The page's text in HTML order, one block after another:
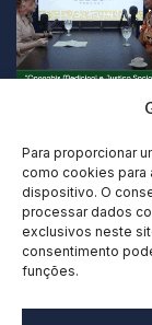
Para proporcionar
como cookies para
dispositivo. O
processar dados
exclusivos neste
consentimento
funções.